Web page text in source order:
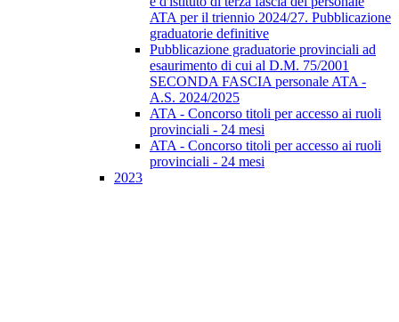
ATA per il triennio 2024/27. Pubblicazione
graduatorie definitive
Pubblicazione graduatorie provinciali ad
esaurimento di cui al D.M. 75/2001
SECONDA FASCIA personale ATA -
A.S. 2024/2025
ATA - Concorso titoli per accesso ai ruoli
provinciali - 24 mesi
ATA - Concorso titoli per accesso ai ruoli
provinciali - 24 mesi
2023